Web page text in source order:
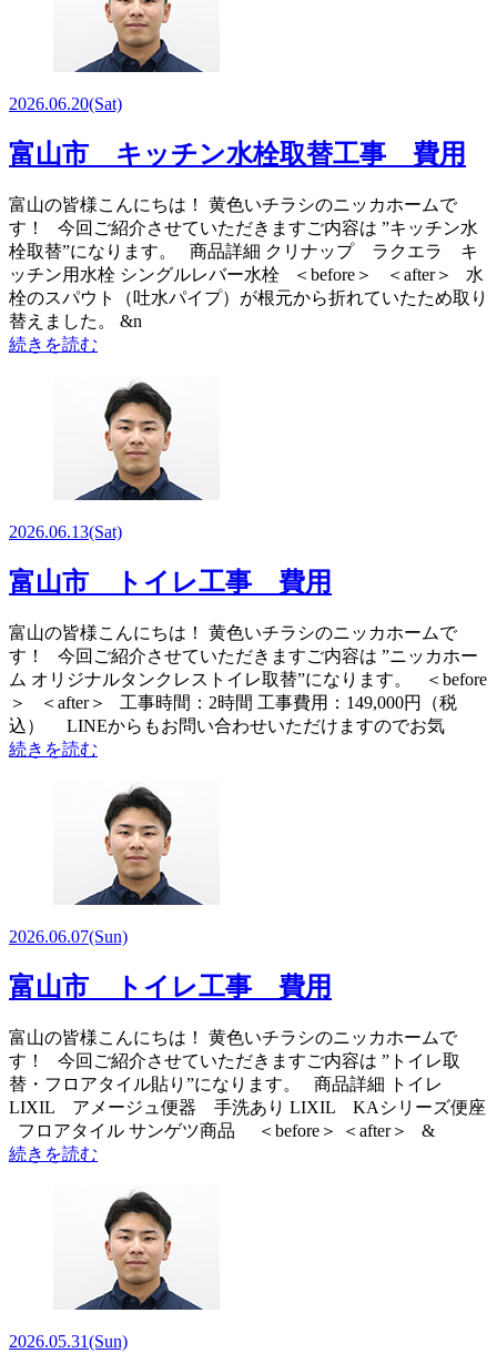
2026.06.20(Sat)
富山市 キッチン水栓取替工事 費用
富山の皆様こんにちは！ 黄色いチラシのニッカホームで
す！ 今回ご紹介させていただきますご内容は ”キッチン水
栓取替”になります。 商品詳細 クリナップ ラクエラ キ
ッチン用水栓 シングルレバー水栓 ＜before＞ ＜after＞ 水
栓のスパウト（吐水パイプ）が根元から折れていたため取り
替えました。 &n
続きを読む
2026.06.13(Sat)
富山市 トイレ工事 費用
富山の皆様こんにちは！ 黄色いチラシのニッカホームで
す！ 今回ご紹介させていただきますご内容は ”ニッカホー
ム オリジナルタンクレストイレ取替”になります。 ＜before
＞ ＜after＞ 工事時間：2時間 工事費用：149,000円（税
込） LINEからもお問い合わせいただけますのでお気
続きを読む
2026.06.07(Sun)
富山市 トイレ工事 費用
富山の皆様こんにちは！ 黄色いチラシのニッカホームで
す！ 今回ご紹介させていただきますご内容は ”トイレ取
替・フロアタイル貼り”になります。 商品詳細 トイレ
LIXIL アメージュ便器 手洗あり LIXIL KAシリーズ便座
フロアタイル サンゲツ商品 ＜before＞ ＜after＞ &
続きを読む
2026.05.31(Sun)